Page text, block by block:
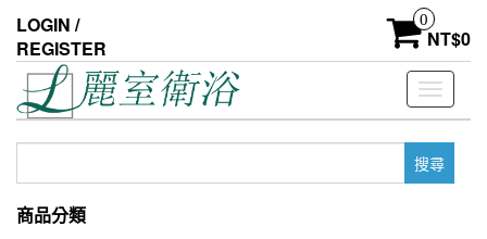
the
content
LOGIN /
REGISTER
0
NT$0
Toggle
鍵
商品分類